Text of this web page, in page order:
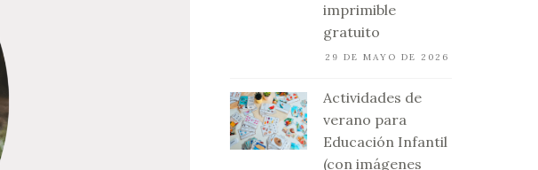
imprimible
gratuito
29 DE MAYO DE 2026
Actividades de
verano para
Educación Infantil
(con imágenes